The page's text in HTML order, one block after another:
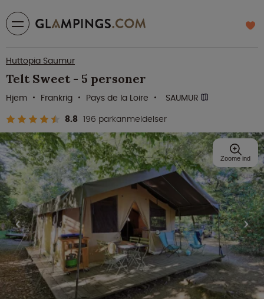
Huttopia Saumur
Telt Sweet - 5 personer
8.8 196 parkanmeldelser
Hjem Frankrig Pays de la Loire SAUMUR
Zoome ind